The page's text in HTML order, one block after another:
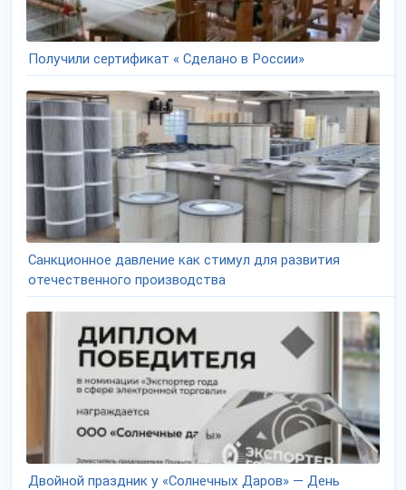
Получили сертификат « Сделано в России»
Санкционное давление как стимул для развития
отечественного производства
Двойной праздник у «Солнечных Даров» — День